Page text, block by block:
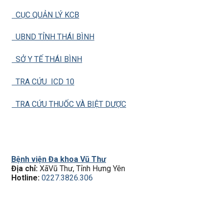
CỤC QUẢN LÝ KCB
UBND TỈNH THÁI BÌNH
SỞ Y TẾ THÁI BÌNH
TRA CỨU ICD 10
TRA CỨU THUỐC VÀ BIỆT DƯỢC
Bệnh viện Đa khoa Vũ Thư
Địa chỉ: XãVũ Thư, Tỉnh Hưng Yên
Hotline: 0227.3826.306